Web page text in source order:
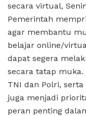
secara virtual,
Pemerintah
agar membantu
belajar online/
dapat segera
secara tatap muka.
TNI dan Polri,
juga menjadi
peran penting